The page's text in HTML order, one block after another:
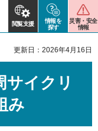
閲覧支援
情報を
探す
災害・安全
情報
更新日：2026年4月16日
サイクリ
み